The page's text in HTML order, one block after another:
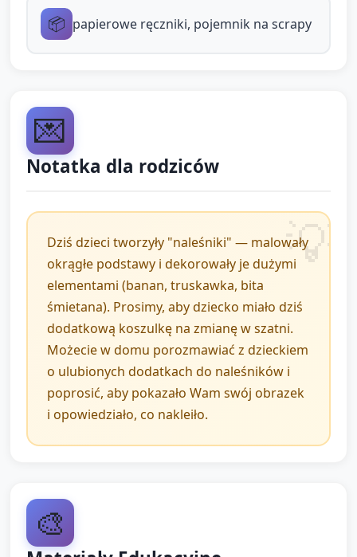
"czerwony") i chwali wysiłek: "Śliczny
podsumowanie (około 5
minut)
nazwij kilka wybranych elementów i
podziękuj dzieciom za pracę.
Powtórzenie rymowanki i pożegnanie (3
minuty)
Powtórz krótką rymowankę raz-dwa razem z
dziećmi. Pożegnanie imienne, zachęta: "Do
jutra! Opowiedz w domu o swoim
📦 papierowe ręczniki, pojemnik na scrapy
💌
Notatka dla rodziców
Dziś dzieci tworzyły "naleśniki" — malowały
okrągłe podstawy i dekorowały je dużymi
elementami (banan, truskawka, bita
śmietana). Prosimy, aby dziecko miało dziś
dodatkową koszulkę na zmianę w szatni.
Możecie w domu porozmawiać z dzieckiem
o ulubionych dodatkach do naleśników i
poprosić, aby pokazało Wam swój obrazek
i opowiedziało, co nakleiło.
🎨